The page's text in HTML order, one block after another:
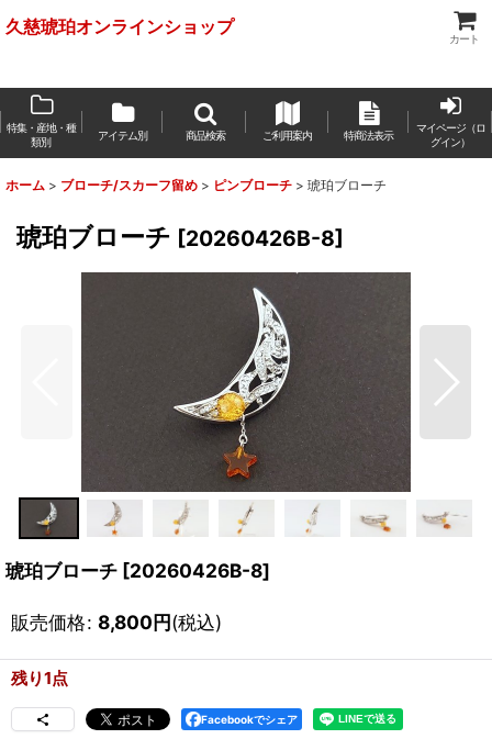
久慈琥珀オンラインショップ
カート
特集・産地・種
類別
アイテム別 商品検索 ご利用案内 特商法表示
マイページ（ロ
グイン）
ホーム > ブローチ/スカーフ留め > ピンブローチ > 琥珀ブローチ
琥珀ブローチ [20260426B-8]
琥珀ブローチ [20260426B-8]
販売価格: 8,800円(税込)
残り1点
Facebookでシェア